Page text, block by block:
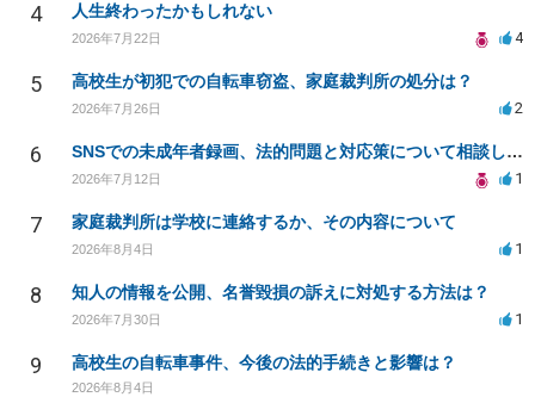
4 人生終わったかもしれない
2026年7月22日 4
5 高校生が初犯での自転車窃盗、家庭裁判所の処分は？
2026年7月26日 2
6 SNSでの未成年者録画、法的問題と対応策について相談したい
2026年7月12日 1
7 家庭裁判所は学校に連絡するか、その内容について
2026年8月4日 1
8 知人の情報を公開、名誉毀損の訴えに対処する方法は？
2026年7月30日 1
9 高校生の自転車事件、今後の法的手続きと影響は？
2026年8月4日